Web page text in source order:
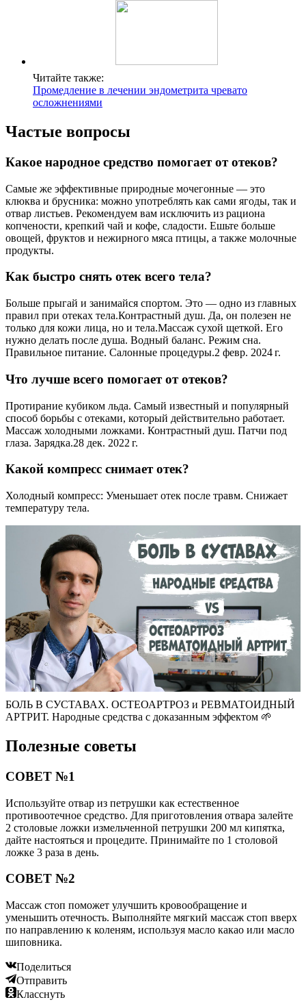
Читайте также:
Промедление в лечении эндометрита чревато
осложнениями
Частые вопросы
Какое народное средство помогает от отеков?
Самые же эффективные природные мочегонные — это
клюква и брусника: можно употреблять как сами ягоды, так и
отвар листьев. Рекомендуем вам исключить из рациона
копчености, крепкий чай и кофе, сладости. Ешьте больше
овощей, фруктов и нежирного мяса птицы, а также молочные
продукты.
Как быстро снять отек всего тела?
Больше прыгай и занимайся спортом. Это — одно из главных
правил при отеках тела.Контрастный душ. Да, он полезен не
только для кожи лица, но и тела.Массаж сухой щеткой. Его
нужно делать после душа. Водный баланс. Режим сна.
Правильное питание. Салонные процедуры.2 февр. 2024 г.
Что лучше всего помогает от отеков?
Протирание кубиком льда. Самый известный и популярный
способ борьбы с отеками, который действительно работает.
Массаж холодными ложками. Контрастный душ. Патчи под
глаза. Зарядка.28 дек. 2022 г.
Какой компресс снимает отек?
Холодный компресс: Уменьшает отек после травм. Снижает
температуру тела.
БОЛЬ В СУСТАВАХ. ОСТЕОАРТРОЗ и РЕВМАТОИДНЫЙ
АРТРИТ. Народные средства с доказанным эффектом 🌱
Полезные советы
СОВЕТ №1
Используйте отвар из петрушки как естественное
противоотечное средство. Для приготовления отвара залейте
2 столовые ложки измельченной петрушки 200 мл кипятка,
дайте настояться и процедите. Принимайте по 1 столовой
ложке 3 раза в день.
СОВЕТ №2
Массаж стоп поможет улучшить кровообращение и
уменьшить отечность. Выполняйте мягкий массаж стоп вверх
по направлению к коленям, используя масло какао или масло
шиповника.
Поделиться
Отправить
Класснуть